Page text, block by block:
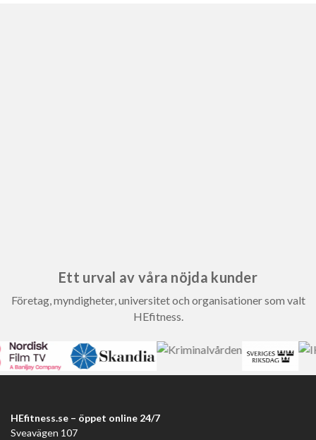
Ett urval av våra nöjda kunder
Företag, myndigheter, universitet och organisationer som valt
HEfitness.
HEfitness.se – öppet online 24/7
Sveavägen 107